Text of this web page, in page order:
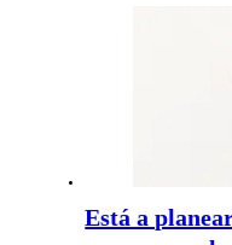
Está a